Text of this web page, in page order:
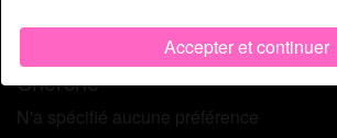
Accepter et continuer
immédiatement !
Cherche
N'a spécifié aucune préférence